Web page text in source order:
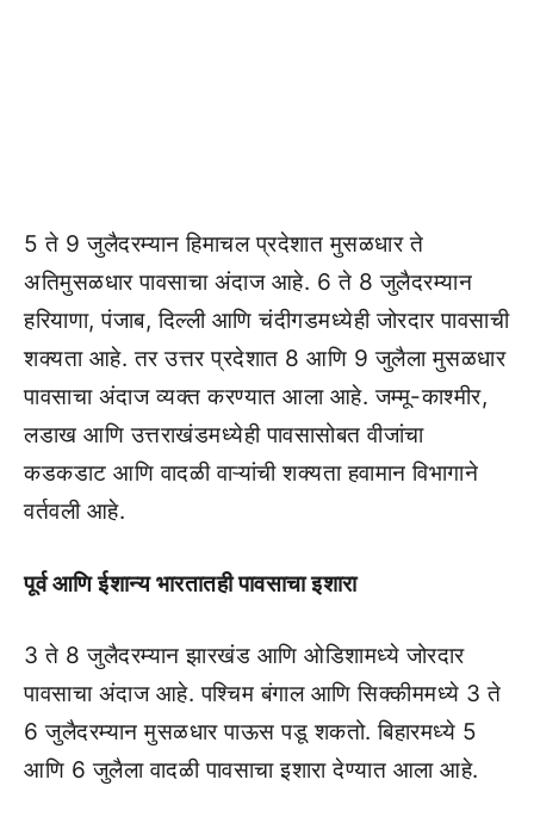
5 ते 9 जुलैदरम्यान हिमाचल प्रदेशात मुसळधार ते
अतिमुसळधार पावसाचा अंदाज आहे. 6 ते 8 जुलैदरम्यान
हरियाणा, पंजाब, दिल्ली आणि चंदीगडमध्येही जोरदार पावसाची
शक्यता आहे. तर उत्तर प्रदेशात 8 आणि 9 जुलैला मुसळधार
पावसाचा अंदाज व्यक्त करण्यात आला आहे. जम्मू-काश्मीर,
लडाख आणि उत्तराखंडमध्येही पावसासोबत वीजांचा
कडकडाट आणि वादळी वाऱ्यांची शक्यता हवामान विभागाने
वर्तवली आहे.
पूर्व आणि ईशान्य भारतातही पावसाचा इशारा
3 ते 8 जुलैदरम्यान झारखंड आणि ओडिशामध्ये जोरदार
पावसाचा अंदाज आहे. पश्चिम बंगाल आणि सिक्कीममध्ये 3 ते
6 जुलैदरम्यान मुसळधार पाऊस पडू शकतो. बिहारमध्ये 5
आणि 6 जुलैला वादळी पावसाचा इशारा देण्यात आला आहे.